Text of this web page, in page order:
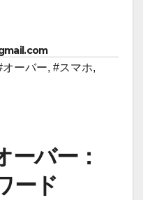
オーバー, #スマホ,
バー：
ード